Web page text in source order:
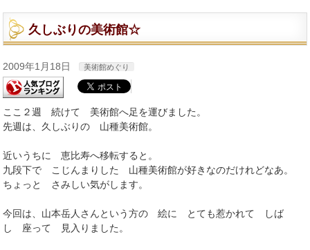
久しぶりの美術館☆
2009年1月18日 美術館めぐり
ここ２週 続けて 美術館へ足を運びました。
先週は、久しぶりの 山種美術館。
近いうちに 恵比寿へ移転すると。
九段下で こじんまりした 山種美術館が好きなのだけれどなあ。
ちょっと さみしい気がします。
今回は、山本岳人さんという方の 絵に とても惹かれて しば
し 座って 見入りました。